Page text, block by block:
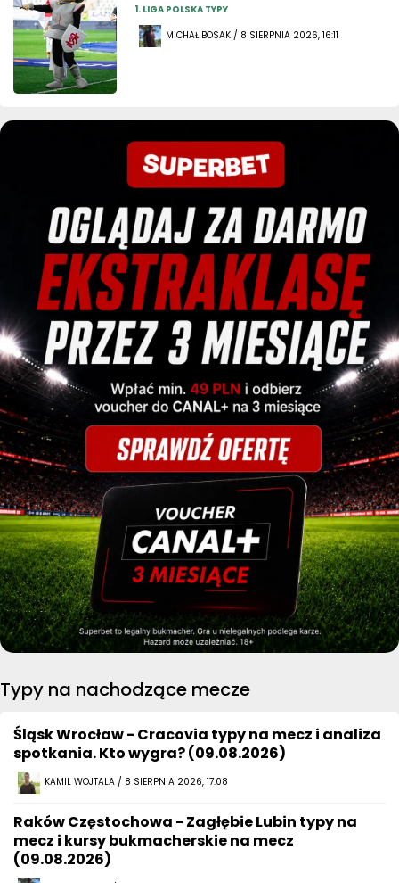
1. LIGA POLSKA TYPY
MICHAŁ BOSAK / 8 SIERPNIA 2026, 16:11
Typy na nachodzące mecze
Śląsk Wrocław - Cracovia typy na mecz i analiza
spotkania. Kto wygra? (09.08.2026)
KAMIL WOJTALA / 8 SIERPNIA 2026, 17:08
Raków Częstochowa - Zagłębie Lubin typy na
mecz i kursy bukmacherskie na mecz
(09.08.2026)